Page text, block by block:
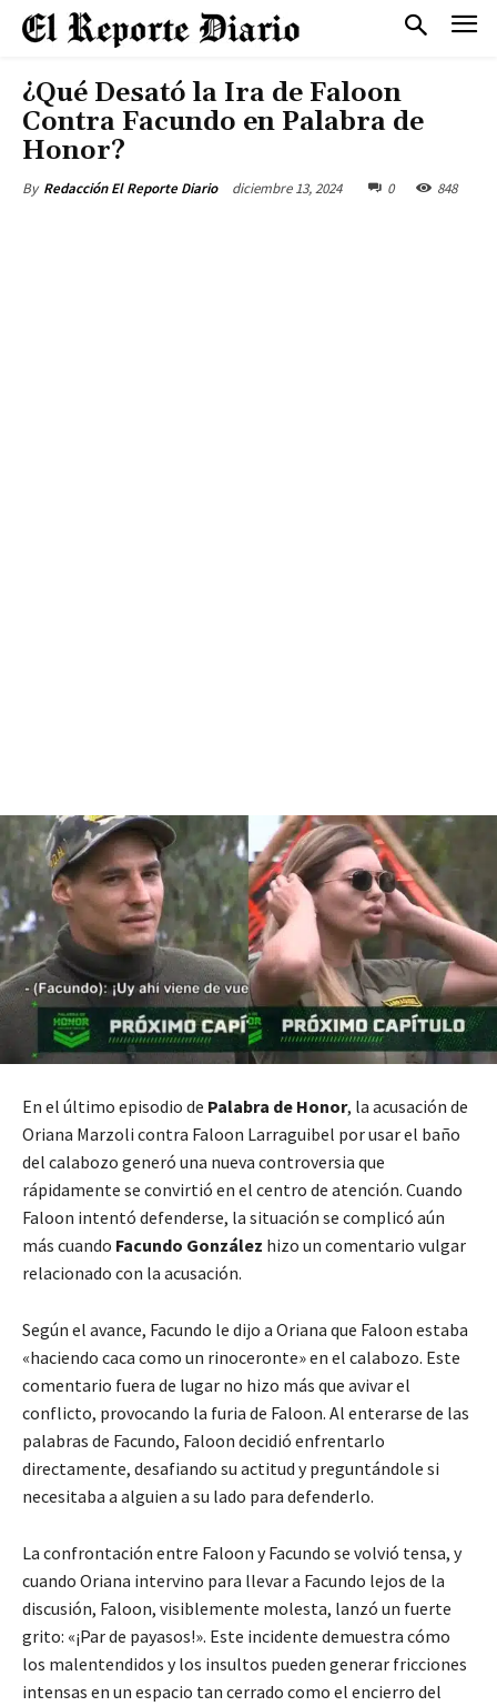
¿Qué Desató la Ira de Faloon
Contra Facundo en Palabra de
Honor?
By Redacción El Reporte Diario diciembre 13, 2024 0 848
En el último episodio de Palabra de Honor, la acusación de
Oriana Marzoli contra Faloon Larraguibel por usar el baño
del calabozo generó una nueva controversia que
rápidamente se convirtió en el centro de atención. Cuando
Faloon intentó defenderse, la situación se complicó aún
más cuando Facundo González hizo un comentario vulgar
relacionado con la acusación.
Según el avance, Facundo le dijo a Oriana que Faloon estaba
«haciendo caca como un rinoceronte» en el calabozo. Este
comentario fuera de lugar no hizo más que avivar el
conflicto, provocando la furia de Faloon. Al enterarse de las
palabras de Facundo, Faloon decidió enfrentarlo
directamente, desafiando su actitud y preguntándole si
necesitaba a alguien a su lado para defenderlo.
La confrontación entre Faloon y Facundo se volvió tensa, y
cuando Oriana intervino para llevar a Facundo lejos de la
discusión, Faloon, visiblemente molesta, lanzó un fuerte
grito: «¡Par de payasos!». Este incidente demuestra cómo
los malentendidos y los insultos pueden generar fricciones
intensas en un espacio tan cerrado como el encierro del